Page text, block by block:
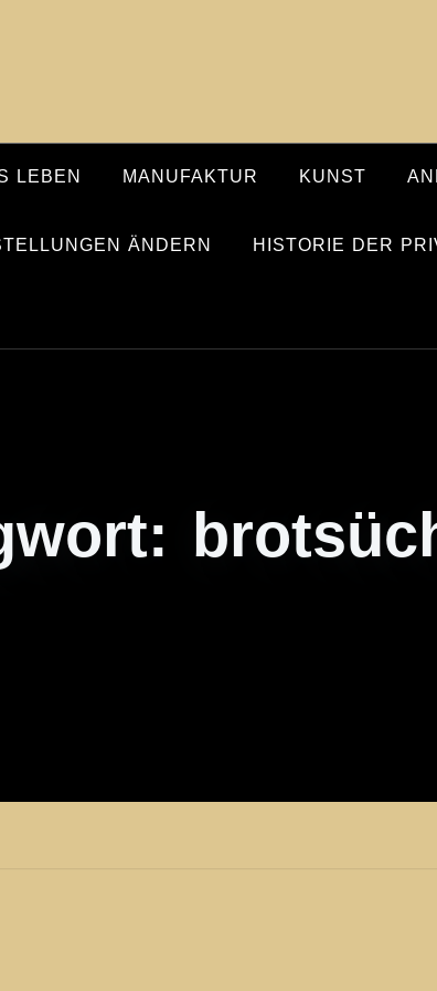
LEBEN MANUFAKTUR KUNST
ÄNDERN HISTORIE DER